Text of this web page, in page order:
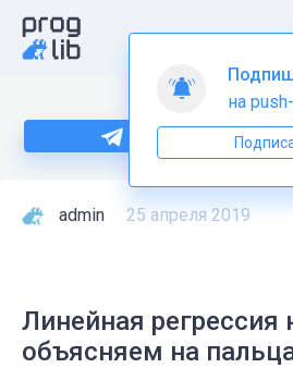
Больше информации
admin 25 апреля 2019
Линейная регрессия
объясняем на
на